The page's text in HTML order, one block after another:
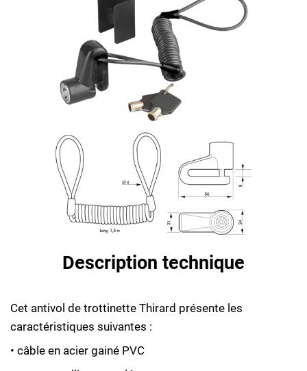
Description technique
Cet antivol de trottinette Thirard présente les
caractéristiques suivantes :
• câble en acier gainé PVC